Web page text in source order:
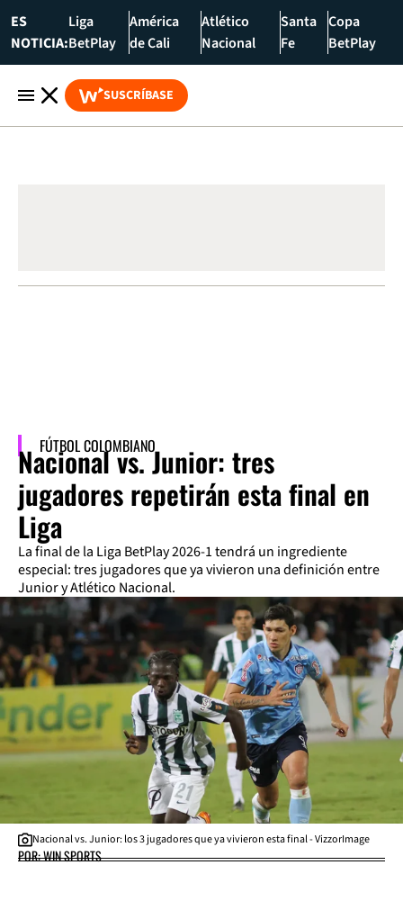
ES
NOTICIA:
Liga
BetPlay
América
de Cali
Atlético
Nacional
Santa
Fe
Copa
BetPlay
SUSCRÍBASE
FÚTBOL COLOMBIANO
Nacional vs. Junior: tres
jugadores repetirán esta final en
Liga
La final de la Liga BetPlay 2026-1 tendrá un ingrediente
especial: tres jugadores que ya vivieron una definición entre
Junior y Atlético Nacional.
Nacional vs. Junior: los 3 jugadores que ya vivieron esta final - VizzorImage
POR: WIN SPORTS